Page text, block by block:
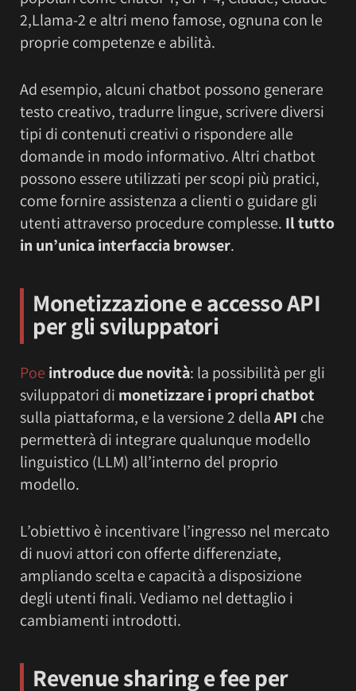
2,Llama-2 e altri meno famose, ognuna con le
proprie competenze e abilità.
Ad esempio, alcuni chatbot possono generare
testo creativo, tradurre lingue, scrivere diversi
tipi di contenuti creativi o rispondere alle
domande in modo informativo. Altri chatbot
possono essere utilizzati per scopi più pratici,
come fornire assistenza a clienti o guidare gli
utenti attraverso procedure complesse. Il tutto
in un’unica interfaccia browser.
Monetizzazione e accesso API
per gli sviluppatori
Poe introduce due novità: la possibilità per gli
sviluppatori di monetizzare i propri chatbot
sulla piattaforma, e la versione 2 dellaAPI che
permetterà di integrare qualunque modello
linguistico (LLM) all’interno del proprio
modello.
L’obiettivo è incentivare l’ingresso nel mercato
di nuovi attori con offerte differenziate,
ampliando scelta e capacità a disposizione
degli utenti finali. Vediamo nel dettaglio i
cambiamenti introdotti.
Revenue sharing e fee per